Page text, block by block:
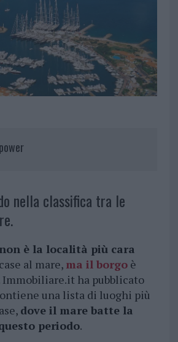
nella classifica tra le
non è la località più cara
al mare, ma il borgoè
Immobiliare.it ha pubblicato
una lista di luoghi più
dove il mare batte la
periodo.